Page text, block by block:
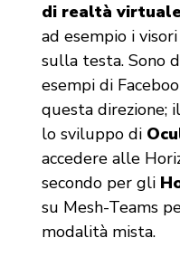
di realtà
ad esempio i
sulla testa. Sono
esempi di
questa direzione;
lo sviluppo di
accedere alle
secondo per gli
su Mesh-Teams
modalità mista.